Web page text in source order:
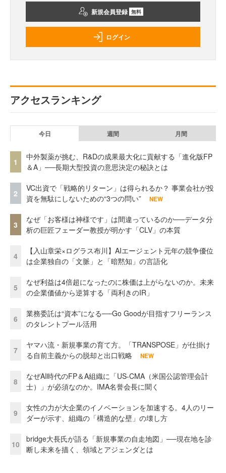
新規会員登録 無料
ログイン
アクセスランキング
今日 週間 月間
1
中外製薬が挑む、R&Dの成果最大化に貢献する「進化版FP
＆A」──長期大型投資の意思決定の秘訣とは
2
VC出資で「戦略的リターン」は得られるか？ 事業会社が投
資を無駄にしないための“3つの問い”
NEW
3
なぜ「お客様は神様です」は間違っているのか──データ分
析の巨匠フェーダー教授が明かす「CLV」の本質
4
【入山章栄×ログラス布川】AIエージェント元年の競争優位
は企業独自の「文脈」と「暗黙知」の言語化
5
なぜ利益は4倍超になったのに株価は上がらないのか。未来
の企業価値から逆算する「両利きのIR」
6
業務委託は“資本”になる──Go Goodが目指すフリーランス
のタレントプール活用
7
ヤマハ流・新規事業の育て方。「TRANSPOSE」が仕掛け
る自前主義からの脱却と出口戦略
NEW
8
なぜAI時代のFP＆A組織に「US-CMA（米国公認管理会計
士）」が必須なのか。IMA名誉会長に聞く
9
女性の力が大企業のイノベーションを加速する。4人のリー
ダーが示す、組織の「構造的な壁」の壊し方
10
bridge大長氏が語る「新規事業の自走地図」──現在地を診
断し未来を描く、領域とアジェンダとは